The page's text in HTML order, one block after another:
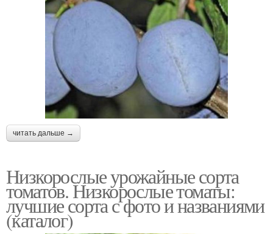
читать дальше →
Низкорослые урожайные сорта
томатов. Низкорослые томаты:
лучшие сорта с фото и названиями
(каталог)